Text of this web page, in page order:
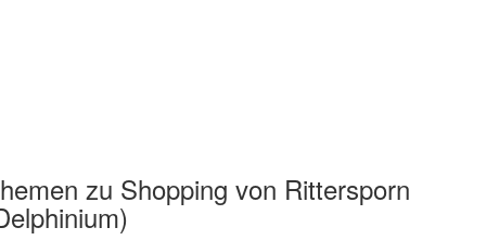
zu Shopping von Rittersporn